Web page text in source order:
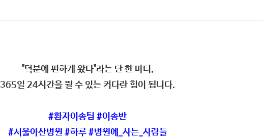
"덕분에 편하게 왔다"라는 단 한 마디,
365일 24시간을 뛸 수 있는 커다란 힘이 됩니다.
#환자이송팀 #이송반
#서울아산병원 #하루 #병원에_사는_사람들